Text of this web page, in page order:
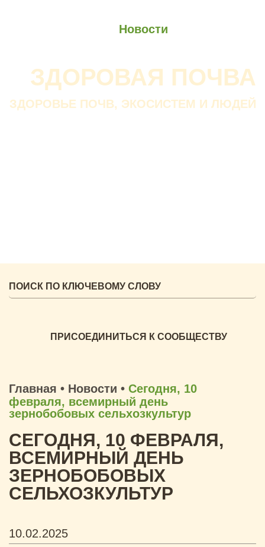
Новости
ЗДОРОВАЯ ПОЧВА
ЗДОРОВЬЕ ПОЧВ, ЭКОСИСТЕМ И ЛЮДЕЙ
ПРИСОЕДИНИТЬСЯ К СООБЩЕСТВУ
Главная • Новости • Сегодня, 10
февраля, всемирный день
зернобобовых сельхозкультур
СЕГОДНЯ, 10 ФЕВРАЛЯ,
ВСЕМИРНЫЙ ДЕНЬ
ЗЕРНОБОБОВЫХ
СЕЛЬХОЗКУЛЬТУР
10.02.2025